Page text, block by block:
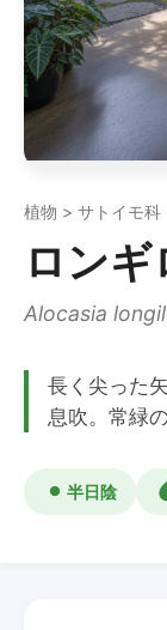
植物 > サトイモ科
ロン
Alocasia
長く尖った
息吹。常緑
半日陰